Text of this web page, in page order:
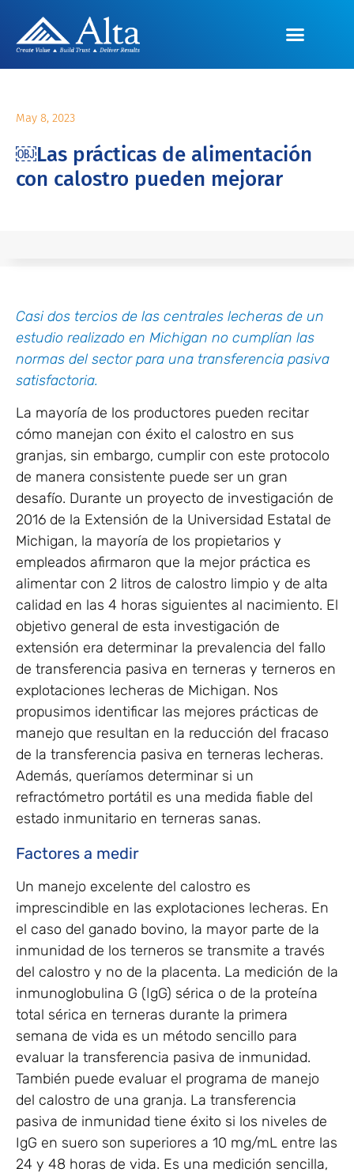
May 8, 2023
￼Las prácticas de alimentación
con calostro pueden mejorar
Casi dos tercios de las centrales lecheras de un
estudio realizado en Michigan no cumplían las
normas del sector para una transferencia pasiva
satisfactoria.
La mayoría de los productores pueden recitar
cómo manejan con éxito el calostro en sus
granjas, sin embargo, cumplir con este protocolo
de manera consistente puede ser un gran
desafío. Durante un proyecto de investigación de
2016 de la Extensión de la Universidad Estatal de
Michigan, la mayoría de los propietarios y
empleados afirmaron que la mejor práctica es
alimentar con 2 litros de calostro limpio y de alta
calidad en las 4 horas siguientes al nacimiento. El
objetivo general de esta investigación de
extensión era determinar la prevalencia del fallo
de transferencia pasiva en terneras y terneros en
explotaciones lecheras de Michigan. Nos
propusimos identificar las mejores prácticas de
manejo que resultan en la reducción del fracaso
de la transferencia pasiva en terneras lecheras.
Además, queríamos determinar si un
refractómetro portátil es una medida fiable del
estado inmunitario en terneras sanas.
Factores a medir
Un manejo excelente del calostro es
imprescindible en las explotaciones lecheras. En
el caso del ganado bovino, la mayor parte de la
inmunidad de los terneros se transmite a través
del calostro y no de la placenta. La medición de la
inmunoglobulina G (IgG) sérica o de la proteína
total sérica en terneras durante la primera
semana de vida es un método sencillo para
evaluar la transferencia pasiva de inmunidad.
También puede evaluar el programa de manejo
del calostro de una granja. La transferencia
pasiva de inmunidad tiene éxito si los niveles de
IgG en suero son superiores a 10 mg/mL entre las
24 y 48 horas de vida. Es una medición sencilla,